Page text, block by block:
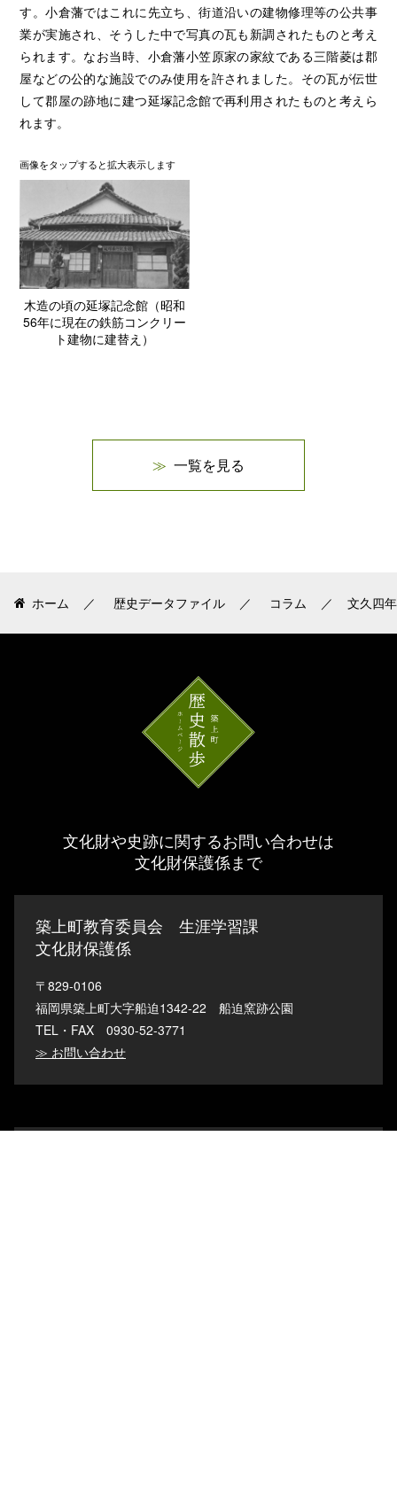
す。小倉藩ではこれに先立ち、街道沿いの建物修理等の公共事
業が実施され、そうした中で写真の瓦も新調されたものと考え
られます。なお当時、小倉藩小笠原家の家紋である三階菱は郡
屋などの公的な施設でのみ使用を許されました。その瓦が伝世
して郡屋の跡地に建つ延塚記念館で再利用されたものと考えら
れます。
画像をタップすると拡大表示します
木造の頃の延塚記念館（昭和
56年に現在の鉄筋コンクリー
ト建物に建替え）
一覧を見る
ホーム 歴史データファイル コラム 文久四
文化財や史跡に関するお問い合わせは
文化財保護係まで
築上町教育委員会 生涯学習課
文化財保護係
〒829-0106
福岡県築上町大字船迫1342-22 船迫窯跡公園
TEL・FAX 0930-52-3771
≫ お問い合わせ